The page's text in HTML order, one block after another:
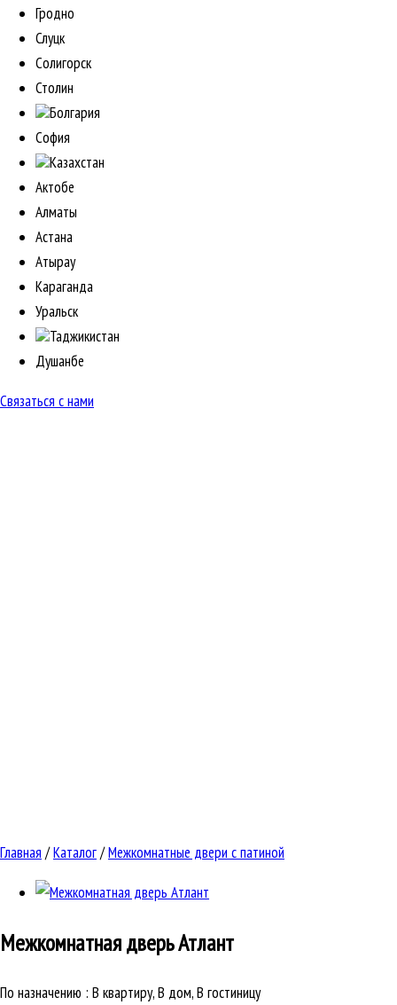
Гродно
Слуцк
Солигорск
Столин
Болгария
София
Казахстан
Актобе
Алматы
Астана
Атырау
Караганда
Уральск
Таджикистан
Душанбе
Связаться с нами
Главная /Каталог/Межкомнатные двери с патиной
Межкомнатная дверьАтлант
По назначению : В квартиру, В дом, В гостиницу